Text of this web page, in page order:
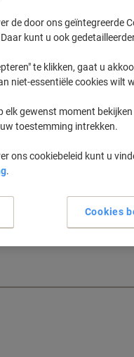
Zero
uw vaat weer stralend
de door ons geïntegreerde
Daar kunt u ook
te klikken, gaat u
niet-essentiële cookies wilt
elk gewenst moment
toestemming intrekken.
ons cookiebeleid kunt u
.
Cookies